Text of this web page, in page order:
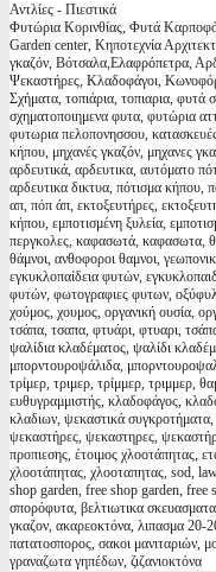
Αντλίες - Πιεστικά
Φυτώρια Κορινθίας, Φυτά
Garden center, Κηποτεχνία
γκαζόν, Βότσαλα,Ελαφρόπετρα,
Ψεκαστήρες, Κλαδοφάγοι,
Σχήματα, τοπιάρια, τοπιαρια,
σχηματοποιημενα φυτα, φυτώρια
φυτωρια πελοπονησσου,
κήπου, μηχανές γκαζόν, μηχανες
αρδευτικά, αρδευτικα, αυτόματο
αρδευτικα δικτυα, πότισμα κήπου,
απ, πόπ άπ, εκτοξευτήρες,
κήπου, εμποτισμένη ξυλεία,
περγκολες, καφασωτά, καφασωτα,
θάμνοι, ανθοφοροι θαμνοι,
εγκυκλοπαίδεια φυτών,
φυτών, φωτογραφιες φυτων,
χούμος, χουμος, οργανική ουσία,
τσάπα, τσαπα, φτυάρι, φτυαρι,
ψαλίδια κλαδέματος, ψαλίδι
μπορντουροψάλιδα,
τρίμερ, τριμερ, τρίμμερ, τριμμερ,
ευθυγραμμιστής, κλαδοφάγος,
κλαδιων, ψεκαστικά
ψεκαστήρες, ψεκαστηρες,
προπιεσης, έτοιμος χλοοτάπητας,
χλοοτάπητας, χλοοταπητας, sod,
shop garden, free shop garden, free
σπορόφυτα, βελτιωτικα
γκαζον, ακαρεοκτόνα, λιπασμα 20-
πατατοσπορος, σακοι μανιταριών,
γραναζωτα γηπέδων, ζιζανιοκτόνα